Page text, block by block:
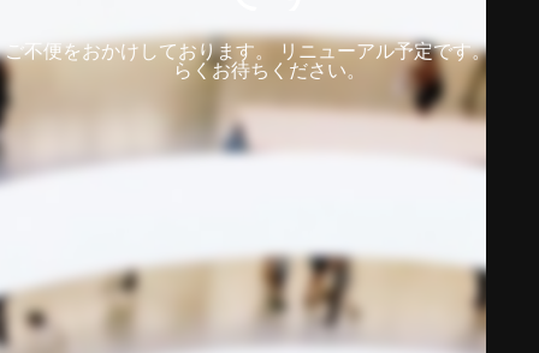
ご不便をおかけしております。 リニューアル予定です。 しば
らくお待ちください。